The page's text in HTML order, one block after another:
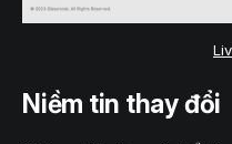
Niềm tin thay đổi